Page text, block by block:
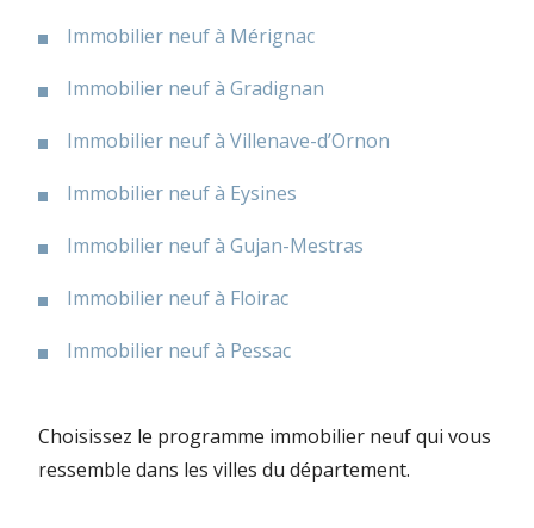
Immobilier neuf à Mérignac
Immobilier neuf à Gradignan
Immobilier neuf à Villenave-d’Ornon
Immobilier neuf à Eysines
Immobilier neuf à Gujan-Mestras
Immobilier neuf à Floirac
Immobilier neuf à Pessac
Choisissez le programme immobilier neuf qui vous
ressemble dans les villes du département.